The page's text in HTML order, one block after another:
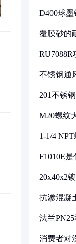
D400球
覆膜砂的
不锈钢通
201不锈
M20螺纹
1-1/4
F1010E
20x40x2
抗渗混凝
法兰
消费者对